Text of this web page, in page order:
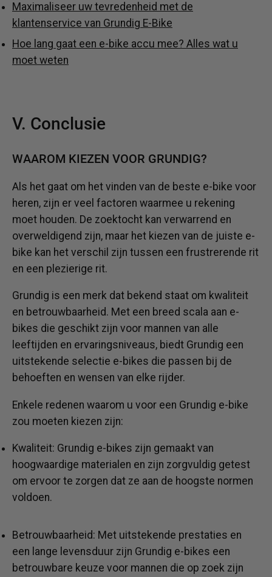
Maximaliseer uw tevredenheid met de
klantenservice van Grundig E-Bike
Hoe lang gaat een e-bike accu mee? Alles wat u
moet weten
V. Conclusie
WAAROM KIEZEN VOOR GRUNDIG?
Als het gaat om het vinden van de beste e-bike voor
heren, zijn er veel factoren waarmee u rekening
moet houden. De zoektocht kan verwarrend en
overweldigend zijn, maar het kiezen van de juiste e-
bike kan het verschil zijn tussen een frustrerende rit
en een plezierige rit.
Grundig is een merk dat bekend staat om kwaliteit
en betrouwbaarheid. Met een breed scala aan e-
bikes die geschikt zijn voor mannen van alle
leeftijden en ervaringsniveaus, biedt Grundig een
uitstekende selectie e-bikes die passen bij de
behoeften en wensen van elke rijder.
Enkele redenen waarom u voor een Grundig e-bike
zou moeten kiezen zijn:
Kwaliteit: Grundig e-bikes zijn gemaakt van
hoogwaardige materialen en zijn zorgvuldig getest
om ervoor te zorgen dat ze aan de hoogste normen
voldoen.
Betrouwbaarheid: Met uitstekende prestaties en
een lange levensduur zijn Grundig e-bikes een
betrouwbare keuze voor mannen die op zoek zijn